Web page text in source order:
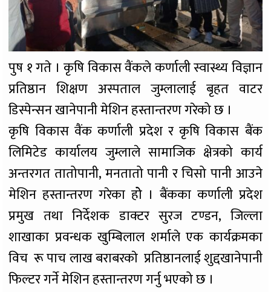
पुष १ गते । कृषि विकास वैंकले कर्णाली स्वास्थ्य विज्ञान
प्रतिष्ठान शिक्षण अस्पताल जुम्लालाई बृहत वाटर
डिस्पेन्सन खानेपानी मेशिन हस्तान्तरण गरेको छ ।
कृषि विकास वैंक कर्णाली प्रदेश र कृषि विकास बैंक
लिमिटेड कार्यालय जुम्लाले सामाजिक क्षेत्रको कार्य
अन्तरगत तातोपानी, मनतातो पानी र चिसो पानी आउने
मेशिन हस्तान्तरण गरेका होे । बैंकका कर्णाली प्रदेश
प्रमुख तथा निर्देशक डाक्टर सुरज टण्डन, जिल्ला
शाखाका प्रवन्धक खुम्बिलाल शर्माले एक कार्यक्रमका
विच रू पाच लाख बराबरकाे प्रतिष्ठानलाई शुद्दखानेपानी
फिल्टर गर्ने मेशिन हस्तान्तरण गर्नु भएको छ ।